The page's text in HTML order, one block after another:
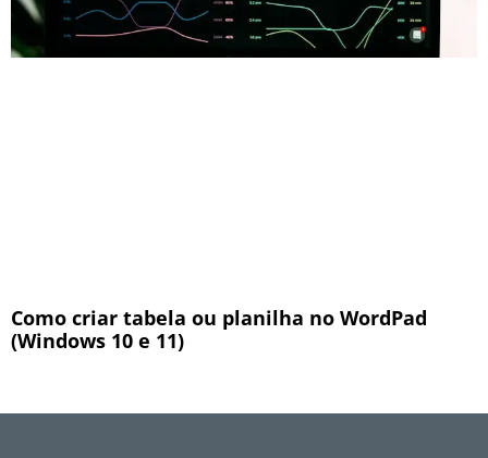
Como criar tabela ou planilha no WordPad
(Windows 10 e 11)